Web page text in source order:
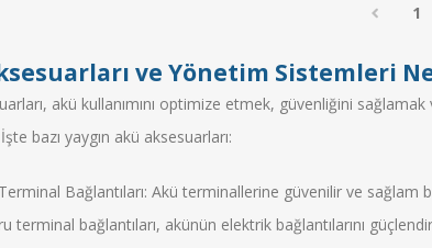
1
ve Yönetim Sistemleri
akü kullanımını optimize etmek, güvenliğini
bazı yaygın akü aksesuarları:
Bağlantıları: Akü terminallerine güvenilir ve sağlam
terminal bağlantıları, akünün elektrik bağlantılarını